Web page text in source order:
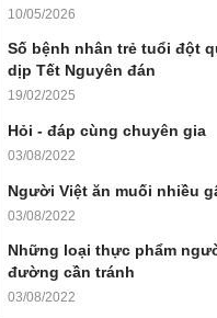
10/05/2026
Số bệnh nhân trẻ tuổi đột
dịp Tết Nguyên đán
19/02/2025
Hỏi - đáp cùng chuyên gia
03/08/2022
Người Việt ăn muối nhiều
03/08/2022
Những loại thực phẩm
đường cần tránh
03/08/2022